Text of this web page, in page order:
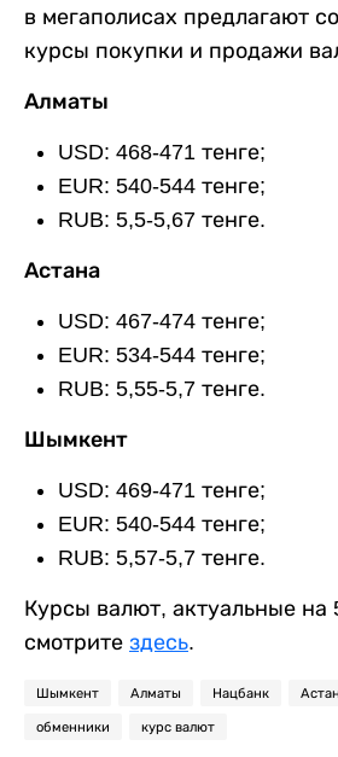
в мегаполисах предлагают
курсы покупки и продажи
Алматы
USD: 468-471 тенге;
EUR: 540-544 тенге;
RUB: 5,5-5,67 тенге.
Астана
USD: 467-474 тенге;
EUR: 534-544 тенге;
RUB: 5,55-5,7 тенге.
Шымкент
USD: 469-471 тенге;
EUR: 540-544 тенге;
RUB: 5,57-5,7 тенге.
Курсы валют, актуальные на
смотрите здесь.
Шымкент Алматы Нацбанк
обменники курс валют